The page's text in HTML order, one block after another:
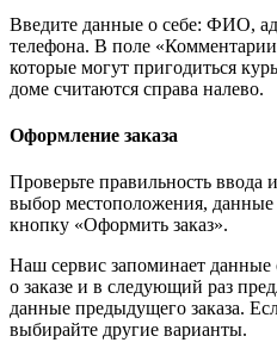
Введите данные о себе: ФИО,
телефона. В поле «Комментарии
которые могут пригодиться
доме считаются справа налево.
Оформление заказа
Проверьте правильность ввода
выбор местоположения,
кнопку «Оформить заказ».
Наш сервис запоминает
о заказе и в следующий раз
данные предыдущего заказа.
выбирайте другие варианты.